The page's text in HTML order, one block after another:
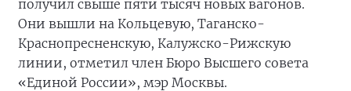
получил свыше пяти тысяч новых вагонов.
Они вышли на Кольцевую, Таганско-
Краснопресненскую, Калужско-Рижскую
линии, отметил член Бюро Высшего совета
«Единой России», мэр Москвы.